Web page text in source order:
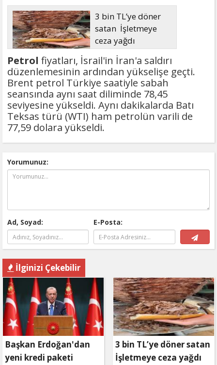
3 bin TL’ye döner
satan İşletmeye
ceza yağdı
Petrol fiyatları, İsrail'in İran'a saldırı
düzenlemesinin ardından yükselişe geçti.
Brent petrol Türkiye saatiyle sabah
seansında aynı saat diliminde 78,45
seviyesine yükseldi. Aynı dakikalarda Batı
Teksas türü (WTI) ham petrolün varili de
77,59 dolara yükseldi.
Yorumunuz:
Ad, Soyad: E-Posta:
İlginizi Çekebilir
Başkan Erdoğan'dan
yeni kredi paketi
3 bin TL’ye döner satan
İşletmeye ceza yağdı